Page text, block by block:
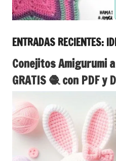
ENTRADAS RECIENTES:
Conejitos Amigurumi
GRATIS 🧶 con PDF